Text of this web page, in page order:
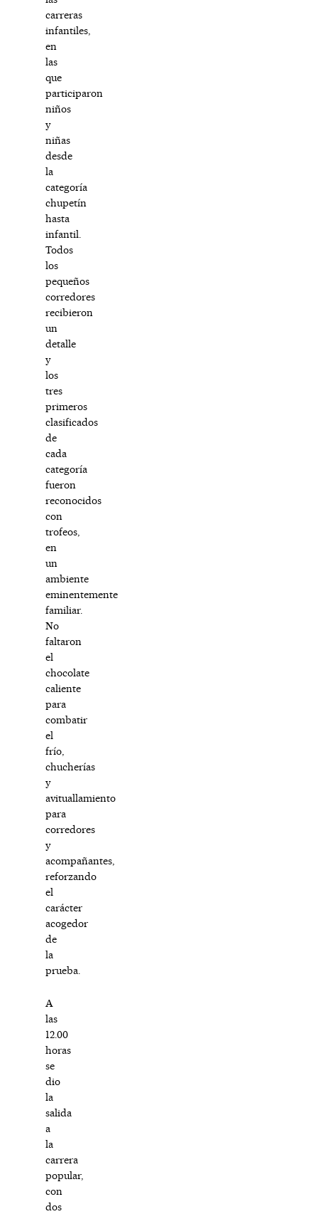
carreras
infantiles,
en
las
que
participaron
niños
y
niñas
desde
la
categoría
chupetín
hasta
infantil.
Todos
los
pequeños
corredores
recibieron
un
detalle
y
los
tres
primeros
clasificados
de
cada
categoría
fueron
reconocidos
con
trofeos,
en
un
ambiente
eminentemente
familiar.
No
faltaron
el
chocolate
caliente
para
combatir
el
frío,
chucherías
y
avituallamiento
para
corredores
y
acompañantes,
reforzando
el
carácter
acogedor
de
la
prueba.
A
las
12.00
horas
se
dio
la
salida
a
la
carrera
popular,
con
dos